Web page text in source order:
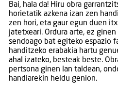
Bai, hala da! Hiru obra
horietatik azkena izan zen
zen hori, eta gaur egun duen
jatetxeari. Ordura arte, ez
sendoago bat egiteko espazio
handitzeko erabakia hartu
ahal izateko, besteak beste.
pertsona ginen lan taldean,
handiarekin heldu genion.